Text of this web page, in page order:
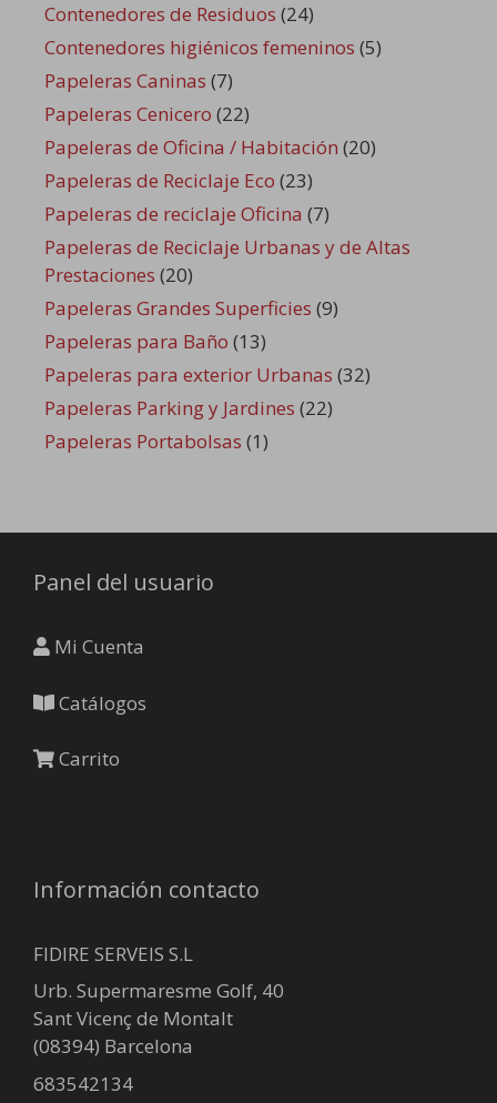
Contenedores de Residuos (24)
Contenedores higiénicos femeninos (5)
Papeleras Caninas (7)
Papeleras Cenicero (22)
Papeleras de Oficina / Habitación (20)
Papeleras de Reciclaje Eco (23)
Papeleras de reciclaje Oficina (7)
Papeleras de Reciclaje Urbanas y de Altas
Prestaciones (20)
Papeleras Grandes Superficies (9)
Papeleras para Baño (13)
Papeleras para exterior Urbanas (32)
Papeleras Parking y Jardines (22)
Papeleras Portabolsas (1)
Panel del usuario
Mi Cuenta
Catálogos
Carrito
Información contacto
FIDIRE SERVEIS S.L
Urb. Supermaresme Golf, 40
Sant Vicenç de Montalt
(08394) Barcelona
683542134